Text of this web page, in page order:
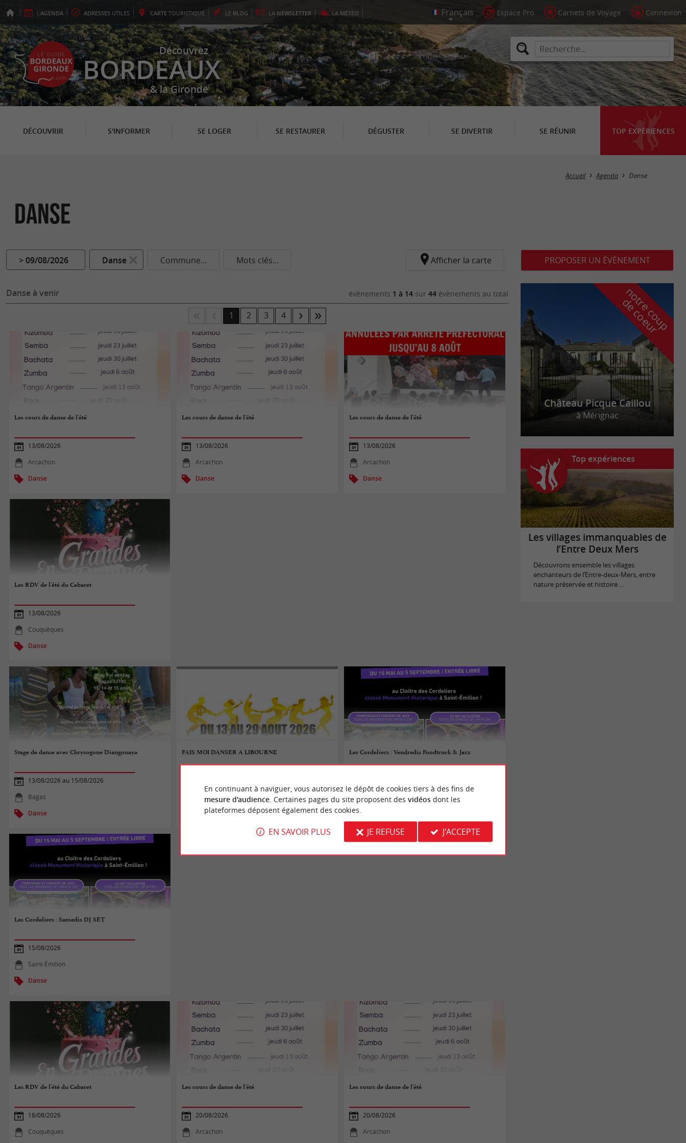
L'AGENDA ADRESSES UTILES CARTE TOURISTIQUE LE BLOG LA NEWSLETTER LA MÉTÉO Espace Pro Carnets de Voyage Connexion
Découvrez
BORDEAUX
& la Gironde
DÉCOUVRIR S'INFORMER SE LOGER SE RESTAURER DÉGUSTER SE DIVERTIR SE RÉUNIR TOP EXPÉRIENCES
Masquer la carte
Accueil Agenda Danse
Danse
> 09/08/2026 Danse Commune... Mots clés... Afficher la carte
Danse à venir évènements 1 à 14 sur 44 évènements au total
1 2 3 4
Les cours de danse de l'été
13/08/2026
Arcachon
Danse
Les cours de danse de l'été
13/08/2026
Arcachon
Danse
Les cours de danse de l'été
13/08/2026
Arcachon
Danse
Les RDV de l'été du Cabaret
13/08/2026
Couquèques
Danse
Stage de danse avec Chrysogone Diangouaya
13/08/2026 au 15/08/2026
Bagas
Danse
FAIS MOI DANSER A LIBOURNE
Libourne
Danse
Les Cordeliers : Vendredis Foodtruck & Jazz
Saint-Émilion
Les Cordeliers : Samedis DJ SET
15/08/2026
Saint-Émilion
Danse
Les RDV de l'été du Cabaret
18/08/2026
Couquèques
Les cours de danse de l'été
20/08/2026
Arcachon
Les cours de danse de l'été
20/08/2026
Arcachon
PROPOSER UN ÉVÈNEMENT
n
o
t
r
e
c
o
u
p
d
e
c
o
e
u
r
Château Picque Caillou
à Mérignac
Top expériences
Les villages immanquables de
l’Entre Deux Mers
Découvrons ensemble les villages
enchanteurs de l’Entre-deux-Mers, entre
nature préservée et histoire ...
En continuant à naviguer, vous autorisez le dépôt de cookies tiers à des fins de
mesure d'audience. Certaines pages du site proposent des vidéosdont les
plateformes déposent également des cookies.
EN SAVOIR PLUS JE REFUSE J'ACCEPTE